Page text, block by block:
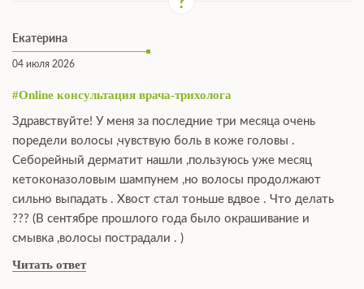
Екатерина
04 июля 2026
#Online консультация врача-трихолога
Здравствуйте! У меня за последние три месяца очень
поредели волосы ,чувствую боль в коже головы .
Себорейный дерматит нашли ,пользуюсь уже месяц
кетоконазоловым шампунем ,но волосы продолжают
сильно выпадать . Хвост стал тоньше вдвое . Что делать
??? (В сентябре прошлого года было окрашивание и
смывка ,волосы пострадали . )
Читать ответ